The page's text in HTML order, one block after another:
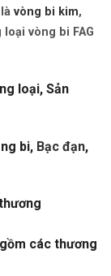
vòng bi kim,
vòng bi FAG
loại, Sản
bi, Bạc đạn,
các thương